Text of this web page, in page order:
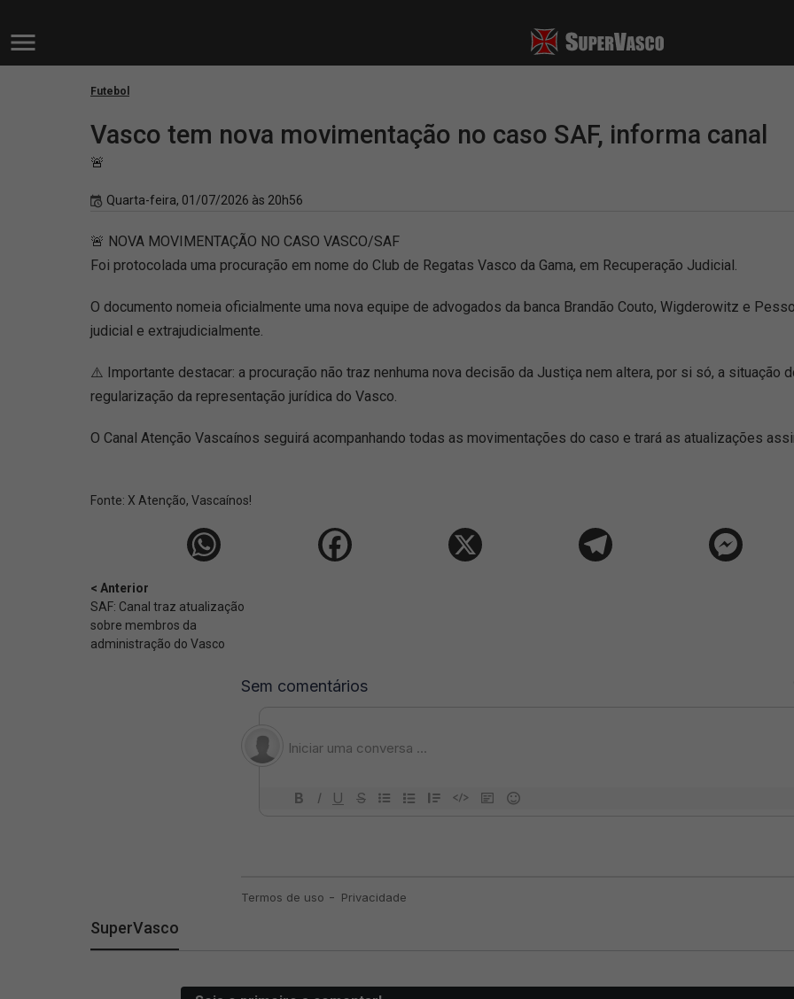
Futebol
Vasco tem nova movimentação no caso SAF, informa canal
🚨
Quarta-feira, 01/07/2026 às 20h56
🚨 NOVA MOVIMENTAÇÃO NO CASO VASCO/SAF
Foi protocolada uma procuração em nome do Club de Regatas Vasco da Gama, em Recuperação Judicial.
O documento nomeia oficialmente uma nova equipe de advogados da banca Brandão Couto, Wigderowitz e
judicial e extrajudicialmente.
⚠️ Importante destacar: a procuração não traz nenhuma nova decisão da Justiça nem altera, por si só, a situação
regularização da representação jurídica do Vasco.
O Canal Atenção Vascaínos seguirá acompanhando todas as movimentações do caso e trará as atualizações
Fonte: X Atenção, Vascaínos!
< Anterior
SAF: Canal traz atualização
sobre membros da
administração do Vasco
SuperVasco